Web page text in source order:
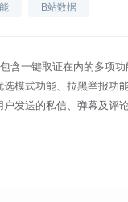
B站数据
含一键取证在内的多项
模式功能、拉黑举报功
发送的私信、弹幕及评